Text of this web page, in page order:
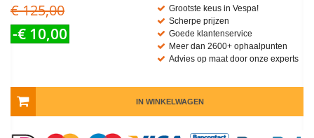
€ 125,00
-€ 10,00
Grootste keus in Vespa!
Scherpe prijzen
Goede klantenservice
Meer dan 2600+ ophaalpunten
Advies op maat door onze experts
IN WINKELWAGEN